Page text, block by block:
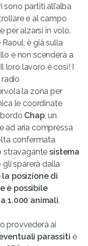
partiti all’alba
e al campo
alzarsi in volo.
è già sulla
e non scenderà a
loro lavoro è così! I
la zona per
le coordinate
Chap, un
ad aria compressa
confermata
stravagantesistema
gli sparerà dalla
la posizione di
è possibile
1.000 animali.
provvederà ai
parassiti e